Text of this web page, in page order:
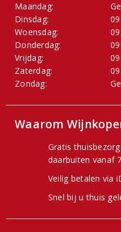
Maandag:
Dinsdag:
Woensdag:
Donderdag:
Vrijdag:
Zaterdag:
Zondag:
Waarom
Gratis
daarbuiten vanaf
Veilig betalen via
Snel bij u thuis